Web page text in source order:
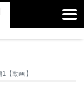
【動画】